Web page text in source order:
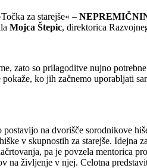
za starejše« –
Mojca Štepic, direktorica
zato so prilagoditve nujno
ko jih začnemo uporabljati
na dvorišče sorodnikove
v skupnostih za starejše. Idejna
pa je povzela mentorica
na življenje v njej. Celotna